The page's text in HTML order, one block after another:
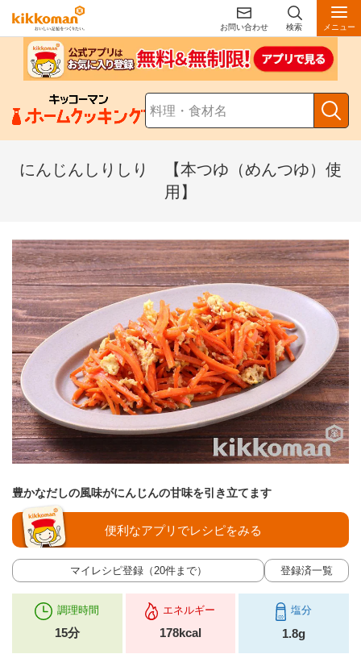
お問い合わせ 検索 メニュー
にんじんしりしり 【本つゆ（めんつゆ）使
用】
豊かなだしの風味がにんじんの甘味を引き立てます
マイレシピ登録（20件まで） 登録済一覧
便利なアプリでレシピをみる
調理時間
15分
エネルギー
178kcal
塩分
1.8g